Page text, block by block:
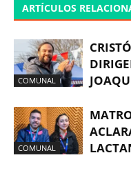
ARTÍCULOS
COMUNAL
COMUNAL